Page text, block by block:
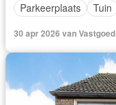
Parkeerplaats
Tuin
30 apr 2026 van